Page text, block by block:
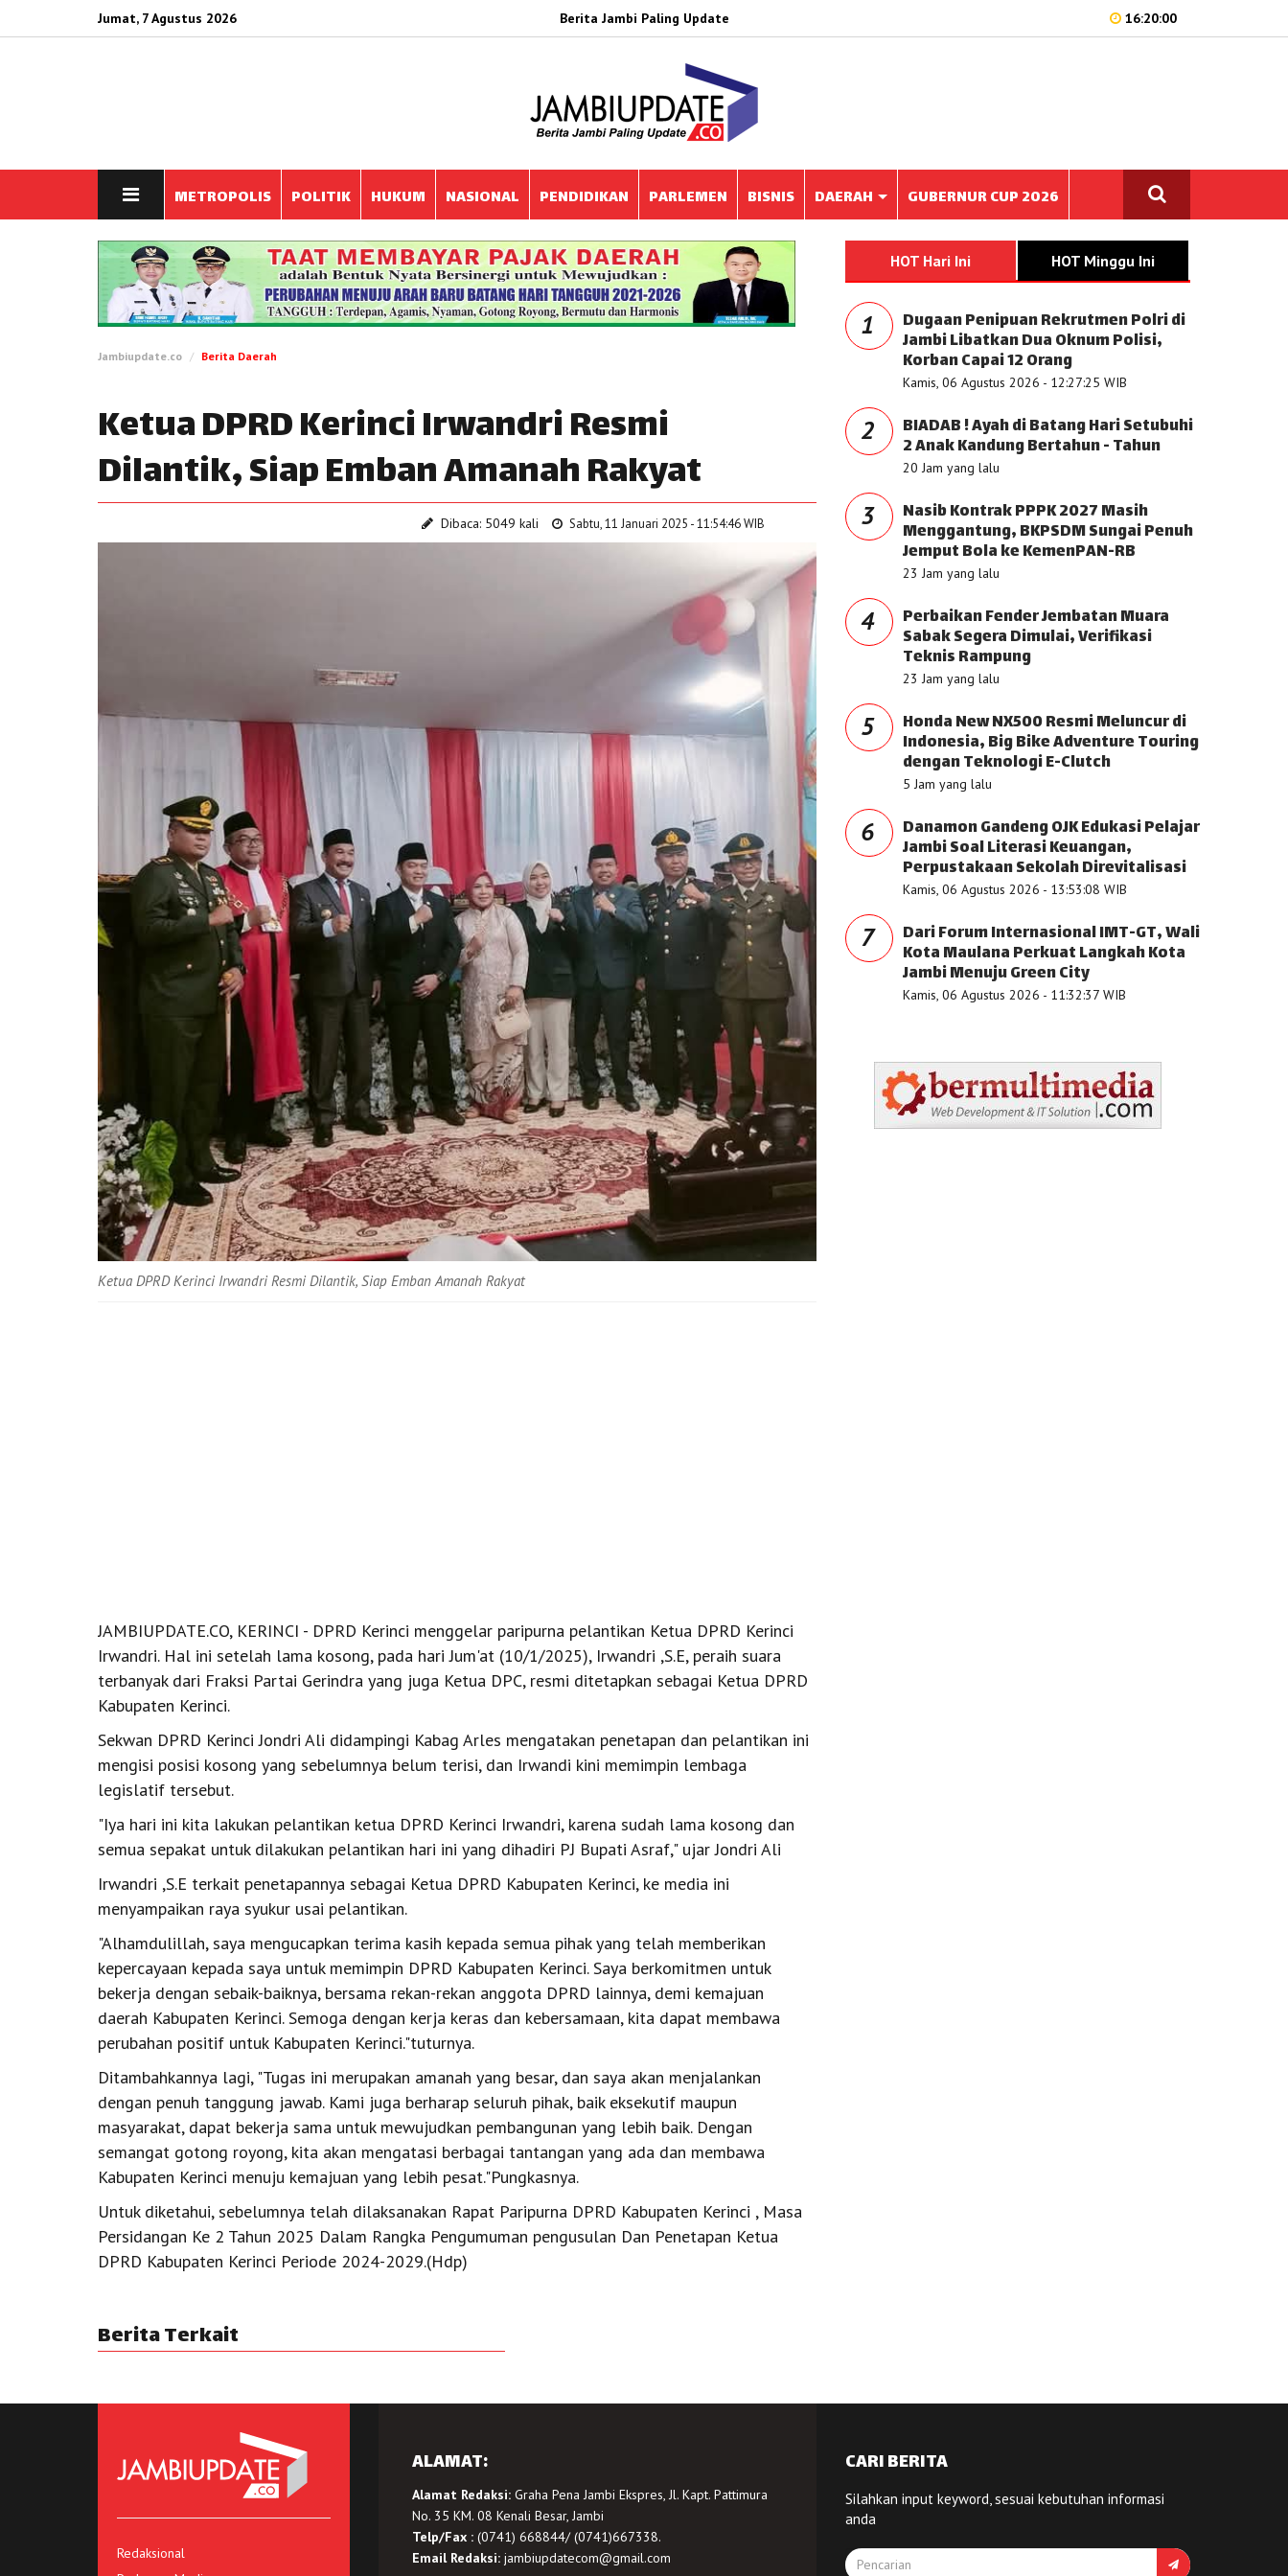
Jumat, 7 Agustus 2026 Berita Jambi Paling Update 16:20:00
METROPOLIS POLITIK HUKUM NASIONAL PENDIDIKAN PARLEMEN BISNIS DAERAH GUBERNUR CUP 2026
Jambiupdate.co Berita Daerah
Ketua DPRD Kerinci Irwandri Resmi
Dilantik, Siap Emban Amanah Rakyat
Dibaca: 5049 kali Sabtu, 11 Januari 2025 - 11:54:46 WIB
Ketua DPRD Kerinci Irwandri Resmi Dilantik, Siap Emban Amanah Rakyat
JAMBIUPDATE.CO, KERINCI - DPRD Kerinci menggelar paripurna pelantikan Ketua DPRD Kerinci
Irwandri. Hal ini setelah lama kosong, pada hari Jum'at (10/1/2025), Irwandri ,S.E, peraih suara
terbanyak dari Fraksi Partai Gerindra yang juga Ketua DPC, resmi ditetapkan sebagai Ketua DPRD
Kabupaten Kerinci.
Sekwan DPRD Kerinci Jondri Ali didampingi Kabag Arles mengatakan penetapan dan pelantikan ini
mengisi posisi kosong yang sebelumnya belum terisi, dan Irwandi kini memimpin lembaga
legislatif tersebut.
"Iya hari ini kita lakukan pelantikan ketua DPRD Kerinci Irwandri, karena sudah lama kosong dan
semua sepakat untuk dilakukan pelantikan hari ini yang dihadiri PJ Bupati Asraf," ujar Jondri Ali
Irwandri ,S.E terkait penetapannya sebagai Ketua DPRD Kabupaten Kerinci, ke media ini
menyampaikan raya syukur usai pelantikan.
"Alhamdulillah, saya mengucapkan terima kasih kepada semua pihak yang telah memberikan
kepercayaan kepada saya untuk memimpin DPRD Kabupaten Kerinci. Saya berkomitmen untuk
bekerja dengan sebaik-baiknya, bersama rekan-rekan anggota DPRD lainnya, demi kemajuan
daerah Kabupaten Kerinci. Semoga dengan kerja keras dan kebersamaan, kita dapat membawa
perubahan positif untuk Kabupaten Kerinci."tuturnya.
Ditambahkannya lagi, "Tugas ini merupakan amanah yang besar, dan saya akan menjalankan
dengan penuh tanggung jawab. Kami juga berharap seluruh pihak, baik eksekutif maupun
masyarakat, dapat bekerja sama untuk mewujudkan pembangunan yang lebih baik. Dengan
semangat gotong royong, kita akan mengatasi berbagai tantangan yang ada dan membawa
Kabupaten Kerinci menuju kemajuan yang lebih pesat."Pungkasnya.
Untuk diketahui, sebelumnya telah dilaksanakan Rapat Paripurna DPRD Kabupaten Kerinci , Masa
Persidangan Ke 2 Tahun 2025 Dalam Rangka Pengumuman pengusulan Dan Penetapan Ketua
DPRD Kabupaten Kerinci Periode 2024-2029.(Hdp)
Berita Terkait
HOT Hari Ini HOT Minggu Ini
1 Dugaan Penipuan Rekrutmen Polri di
Jambi Libatkan Dua Oknum Polisi,
Korban Capai 12 Orang
Kamis, 06 Agustus 2026 - 12:27:25 WIB
2 BIADAB ! Ayah di Batang Hari Setubuhi
2 Anak Kandung Bertahun - Tahun
20 Jam yang lalu
3 Nasib Kontrak PPPK 2027 Masih
Menggantung, BKPSDM Sungai Penuh
Jemput Bola ke KemenPAN-RB
23 Jam yang lalu
4 Perbaikan Fender Jembatan Muara
Sabak Segera Dimulai, Verifikasi
Teknis Rampung
23 Jam yang lalu
5 Honda New NX500 Resmi Meluncur di
Indonesia, Big Bike Adventure Touring
dengan Teknologi E-Clutch
5 Jam yang lalu
6 Danamon Gandeng OJK Edukasi Pelajar
Jambi Soal Literasi Keuangan,
Perpustakaan Sekolah Direvitalisasi
Kamis, 06 Agustus 2026 - 13:53:08 WIB
7 Dari Forum Internasional IMT-GT, Wali
Kota Maulana Perkuat Langkah Kota
Jambi Menuju Green City
Kamis, 06 Agustus 2026 - 11:32:37 WIB
Redaksional
ALAMAT:
Alamat Redaksi:Graha Pena Jambi Ekspres, Jl. Kapt. Pattimura
No. 35 KM. 08 Kenali Besar, Jambi
Telp/Fax :(0741) 668844/ (0741)667338.
Email Redaksi: jambiupdatecom@gmail.com
CARI BERITA
Silahkan input keyword, sesuai kebutuhan informasi
anda